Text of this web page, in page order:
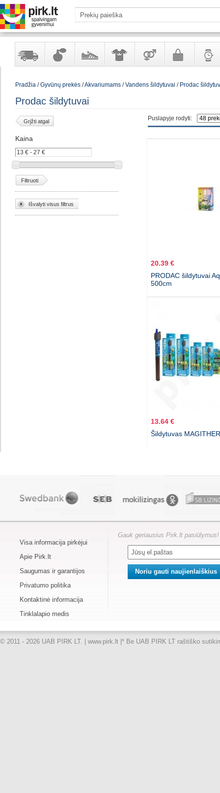
Yra
Kvepalai
kosmetika
AvalynėAprangaPrekės
Galanterija
Pradžia/Gyvūnų prekės/Akvariumams/Vandens šildytuvai / Prodac
Prodac šildytuvai
Puslapyje rodyti:
Grįžti atgal
Kaina
Filtruoti
Išvalyti visus filtrus
20.39 €
PRODAC šildytuvai
500cm
13.64 €
Šildytuvas
Visa informacija pirkėjui
Apie Pirk.lt
Saugumas ir garantijos
Privatumo politika
Kontaktinė informacija
Tinklalapio medis
Gauk geriausius Pirk.lt pasiūlymus!
© 2011 - 2026 UAB PIRK LT. | www.pirk.lt | * Be UAB PIRK LT raštiško